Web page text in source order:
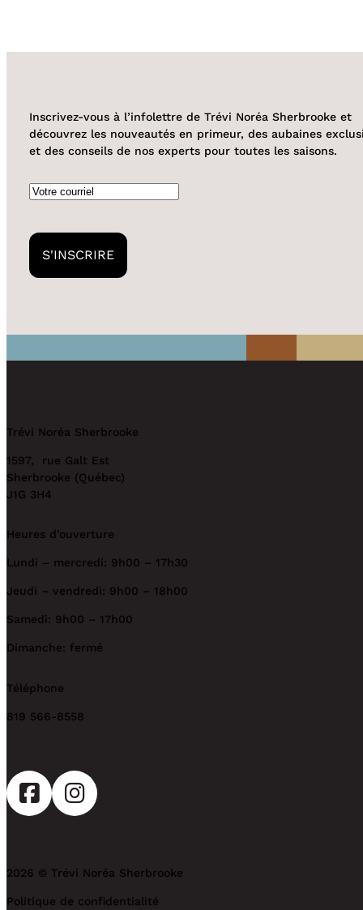
Inscrivez-vous à l’infolettre de Trévi Noréa Sherbrooke et
découvrez les nouveautés en primeur, des aubaines
et des conseils de nos experts pour toutes les saisons.
Courriel
S'INSCRIRE
Trévi Noréa Sherbrooke
1597, rue Galt Est
Sherbrooke (Québec)
J1G 3H4
Heures d’ouverture
Lundi – mercredi: 9h00 – 17h30
Jeudi – vendredi: 9h00 – 18h00
Samedi: 9h00 – 17h00
Dimanche: fermé
Téléphone
819 566-8558
Politique de confidentialité
2026 © Trévi Noréa Sherbrooke